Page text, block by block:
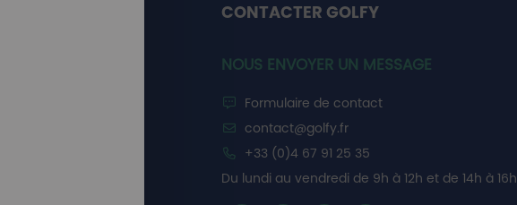
CONTACTER GOLFY
NOUS ENVOYER UN MESSAGE
Formulaire de contact
contact@golfy.fr
+33 (0)4 67 91 25 35
Du lundi au vendredi de 9h à 12h et de 14h à 16h